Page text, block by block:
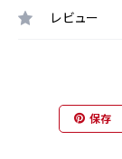
レビュー
保存